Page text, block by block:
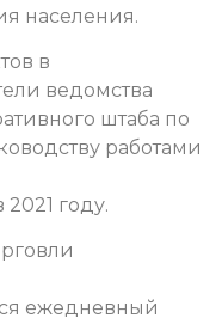
населения.
в
ведомства
штаба по
работами
году.
ежедневный